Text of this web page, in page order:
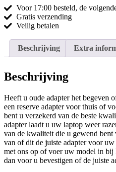
Voor 17:00 besteld, de
Gratis verzending
Veilig betalen
Beschrijving Extra
Beschrijving
Heeft u oude adapter het begeven
een reserve adapter voor thuis of
bent u verzekerd van de beste
adapter laadt u uw laptop weer
van de kwaliteit die u gewend
van of dit de juiste adapter voor
met ons op of voer uw model in
dan voor u bevestigen of de juiste